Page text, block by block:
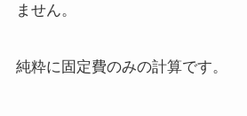
ません。
純粋に固定費のみの計算です。